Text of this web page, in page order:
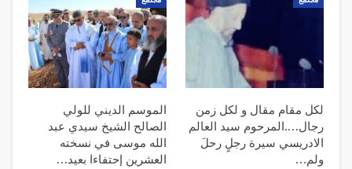
لكل مقام مقال و لكل زمن
رجال….المرحوم سيد العالم
الادريسي سيرة رجلٍ رحلَ
ولم…
الموسم الديني للولي
الصالح الشيخ سيدي عبد
الله موسى في نسخته
العشرين إحتفاءا بعيد…